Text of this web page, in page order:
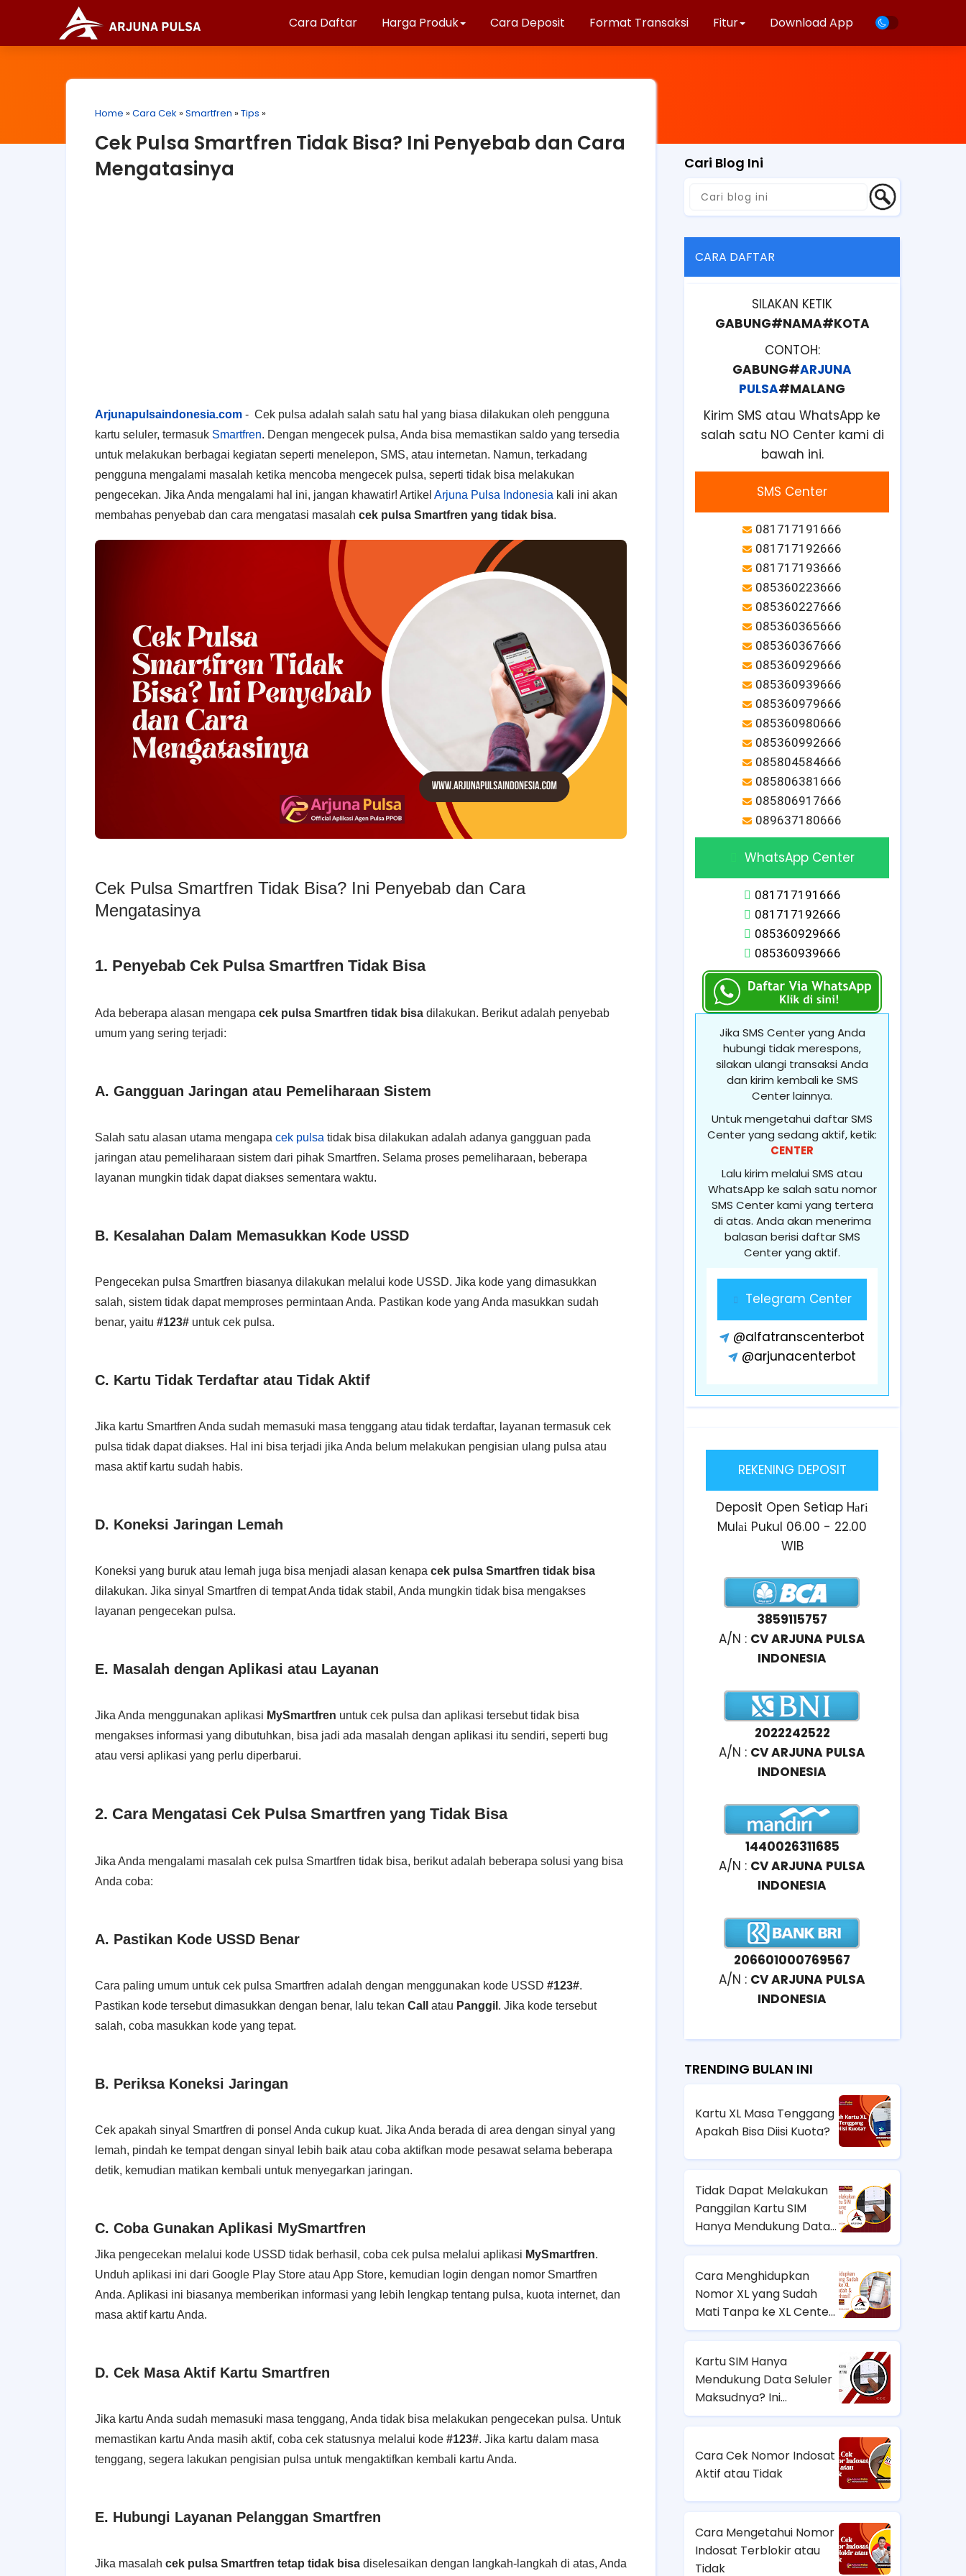
Cara Daftar Harga Produk Cara Deposit Format Transaksi Fitur Download App
Home »Cara Cek »Smartfren »Tips »
Cek Pulsa Smartfren Tidak Bisa? Ini Penyebab dan Cara
Mengatasinya
Arjunapulsaindonesia.com - Cek pulsa adalah salah satu hal yang biasa dilakukan oleh pengguna
kartu seluler, termasuk Smartfren. Dengan mengecek pulsa, Anda bisa memastikan saldo yang tersedia
untuk melakukan berbagai kegiatan seperti menelepon, SMS, atau internetan. Namun, terkadang
pengguna mengalami masalah ketika mencoba mengecek pulsa, seperti tidak bisa melakukan
pengecekan. Jika Anda mengalami hal ini, jangan khawatir! Artikel Arjuna Pulsa Indonesia kali ini akan
membahas penyebab dan cara mengatasi masalah cek pulsa Smartfren yang tidak bisa.
Cek Pulsa Smartfren Tidak Bisa? Ini Penyebab dan Cara
Mengatasinya
1. Penyebab Cek Pulsa Smartfren Tidak Bisa
Ada beberapa alasan mengapa cek pulsa Smartfren tidak bisa dilakukan. Berikut adalah penyebab
umum yang sering terjadi:
A. Gangguan Jaringan atau Pemeliharaan Sistem
Salah satu alasan utama mengapa cek pulsa tidak bisa dilakukan adalah adanya gangguan pada
jaringan atau pemeliharaan sistem dari pihak Smartfren. Selama proses pemeliharaan, beberapa
layanan mungkin tidak dapat diakses sementara waktu.
B. Kesalahan Dalam Memasukkan Kode USSD
Pengecekan pulsa Smartfren biasanya dilakukan melalui kode USSD. Jika kode yang dimasukkan
salah, sistem tidak dapat memproses permintaan Anda. Pastikan kode yang Anda masukkan sudah
benar, yaitu #123# untuk cek pulsa.
C. Kartu Tidak Terdaftar atau Tidak Aktif
Jika kartu Smartfren Anda sudah memasuki masa tenggang atau tidak terdaftar, layanan termasuk cek
pulsa tidak dapat diakses. Hal ini bisa terjadi jika Anda belum melakukan pengisian ulang pulsa atau
masa aktif kartu sudah habis.
D. Koneksi Jaringan Lemah
Koneksi yang buruk atau lemah juga bisa menjadi alasan kenapa cek pulsa Smartfren tidak bisa
dilakukan. Jika sinyal Smartfren di tempat Anda tidak stabil, Anda mungkin tidak bisa mengakses
layanan pengecekan pulsa.
E. Masalah dengan Aplikasi atau Layanan
Jika Anda menggunakan aplikasi MySmartfren untuk cek pulsa dan aplikasi tersebut tidak bisa
mengakses informasi yang dibutuhkan, bisa jadi ada masalah dengan aplikasi itu sendiri, seperti bug
atau versi aplikasi yang perlu diperbarui.
2. Cara Mengatasi Cek Pulsa Smartfren yang Tidak Bisa
Jika Anda mengalami masalah cek pulsa Smartfren tidak bisa, berikut adalah beberapa solusi yang bisa
Anda coba:
A. Pastikan Kode USSD Benar
Cara paling umum untuk cek pulsa Smartfren adalah dengan menggunakan kode USSD #123#.
Pastikan kode tersebut dimasukkan dengan benar, lalu tekan Call atau Panggil . Jika kode tersebut
salah, coba masukkan kode yang tepat.
B. Periksa Koneksi Jaringan
Cek apakah sinyal Smartfren di ponsel Anda cukup kuat. Jika Anda berada di area dengan sinyal yang
lemah, pindah ke tempat dengan sinyal lebih baik atau coba aktifkan mode pesawat selama beberapa
detik, kemudian matikan kembali untuk menyegarkan jaringan.
C. Coba Gunakan Aplikasi MySmartfren
Jika pengecekan melalui kode USSD tidak berhasil, coba cek pulsa melalui aplikasi MySmartfren.
Unduh aplikasi ini dari Google Play Store atau App Store, kemudian login dengan nomor Smartfren
Anda. Aplikasi ini biasanya memberikan informasi yang lebih lengkap tentang pulsa, kuota internet, dan
masa aktif kartu Anda.
D. Cek Masa Aktif Kartu Smartfren
Jika kartu Anda sudah memasuki masa tenggang, Anda tidak bisa melakukan pengecekan pulsa. Untuk
memastikan kartu Anda masih aktif, coba cek statusnya melalui kode #123#. Jika kartu dalam masa
tenggang, segera lakukan pengisian pulsa untuk mengaktifkan kembali kartu Anda.
E. Hubungi Layanan Pelanggan Smartfren
Jika masalah cek pulsa Smartfren tetap tidak bisa diselesaikan dengan langkah-langkah di atas, Anda
Cari Blog Ini
CARA DAFTAR
SILAKAN KETIK
GABUNG#NAMA#KOTA
CONTOH:
GABUNG#ARJUNA
PULSA#MALANG
Kirim SMS atau WhatsApp ke
salah satu NO Center kami di
bawah ini.
SMS Center
081717191666
081717192666
081717193666
085360223666
085360227666
085360365666
085360367666
085360929666
085360939666
085360979666
085360980666
085360992666
085804584666
085806381666
085806917666
089637180666
WhatsApp Center
081717191666
081717192666
085360929666
085360939666
Jika SMS Center yang Anda
hubungi tidak merespons,
silakan ulangi transaksi Anda
dan kirim kembali ke SMS
Center lainnya.
Untuk mengetahui daftar SMS
Center yang sedang aktif, ketik:
CENTER
Lalu kirim melalui SMS atau
WhatsApp ke salah satu nomor
SMS Center kami yang tertera
di atas. Anda akan menerima
balasan berisi daftar SMS
Center yang aktif.
Telegram Center
@alfatranscenterbot
@arjunacenterbot
REKENING DEPOSIT
Deposit Open Setiap Hаrі
Mulаі Pukul 06.00 - 22.00
WIB
3859115757
A/N : CV ARJUNA PULSA
INDONESIA
2022242522
A/N : CV ARJUNA PULSA
INDONESIA
1440026311685
A/N : CV ARJUNA PULSA
INDONESIA
206601000769567
A/N : CV ARJUNA PULSA
INDONESIA
TRENDING BULAN INI
Kartu XL Masa Tenggang
Apakah Bisa Diisi Kuota?
Tidak Dapat Melakukan
Panggilan Kartu SIM
Hanya Mendukung Data
Seluler HP Samsung? Ini
Cara Menghidupkan
Nomor XL yang Sudah
Mati Tanpa ke XL Center
– Mudah & Terbukti
Kartu SIM Hanya
Mendukung Data Seluler
Maksudnya? Ini
Penyebab dan Cara
Cara Cek Nomor Indosat
Aktif atau Tidak
Cara Mengetahui Nomor
Indosat Terblokir atau
Tidak